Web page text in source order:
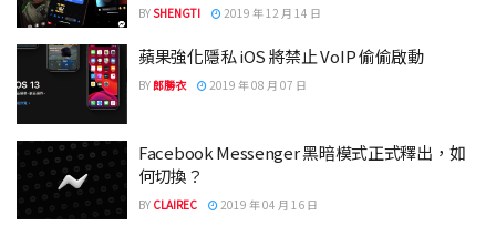
BYSHENGTI 2019 年 12 月 14 日
蘋果強化隱私 iOS 將禁止 VoIP 偷偷啟動
BY郎勝衣 2019 年 08 月 07 日
Facebook Messenger 黑暗模式正式釋出，如
何切換？
BY CLAIREC 2019 年 04 月 16 日